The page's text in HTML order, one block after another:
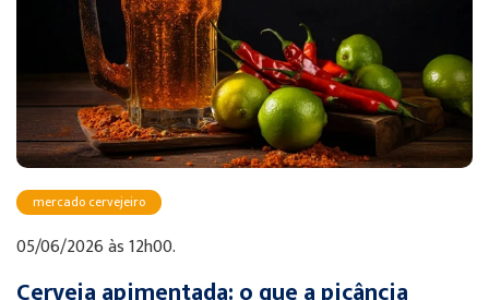
mercado cervejeiro
05/06/2026 às 12h00.